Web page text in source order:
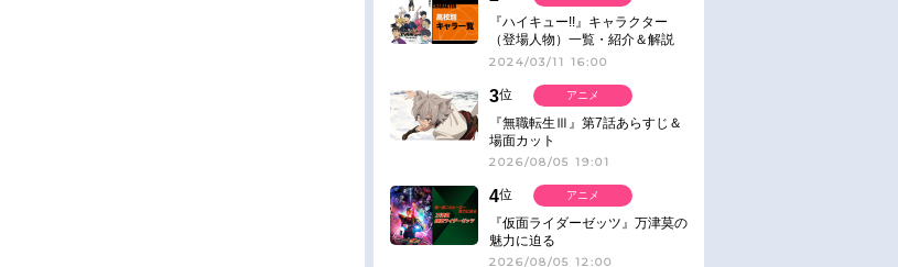
『ハイキュー!!』キャラクター
（登場人物）一覧・紹介＆解説
2024/03/11 16:00
3位
『無職転生Ⅲ』第7話あらすじ＆
場面カット
2026/08/05 19:01
アニメ
4位
『仮面ライダーゼッツ』万津莫の
魅力に迫る
2026/08/05 12:00
アニメ